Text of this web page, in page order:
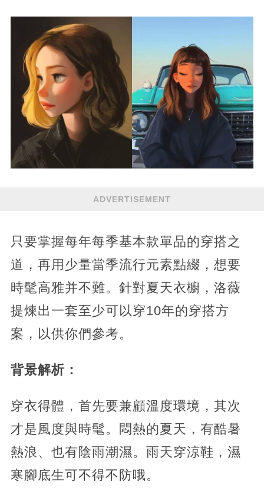
ADVERTISEMENT
只要掌握每年每季基本款單品的穿搭之
道，再用少量當季流行元素點綴，想要
時髦高雅并不難。針對夏天衣櫥，洛薇
提煉出一套至少可以穿10年的穿搭方
案，以供你們參考。
背景解析：
穿衣得體，首先要兼顧溫度環境，其次
才是風度與時髦。悶熱的夏天，有酷暑
熱浪、也有陰雨潮濕。雨天穿涼鞋，濕
寒腳底生可不得不防哦。